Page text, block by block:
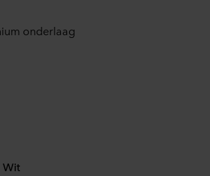
onderlaag
Wit